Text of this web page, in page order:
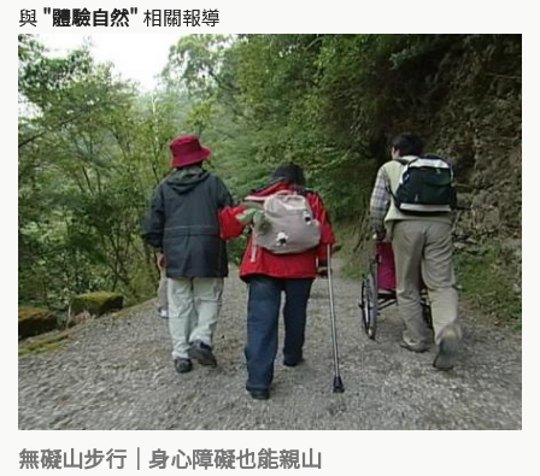
與 "體驗自然" 相關報導
無礙山步行｜身心障礙也能親山